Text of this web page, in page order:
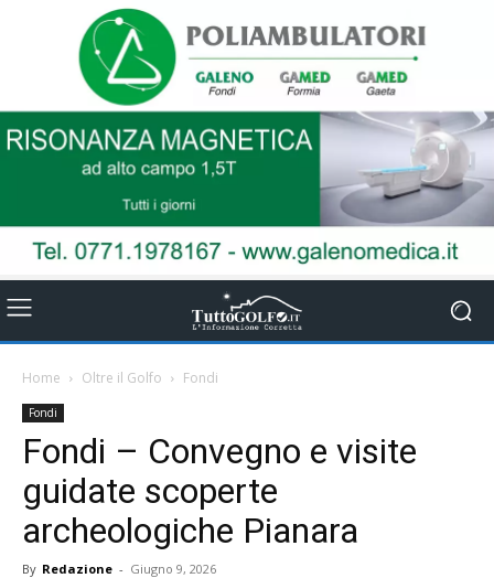
Home Oltre il Golfo Fondi
Fondi
Fondi – Convegno e visite
guidate scoperte
archeologiche Pianara
By Redazione - Giugno 9, 2026